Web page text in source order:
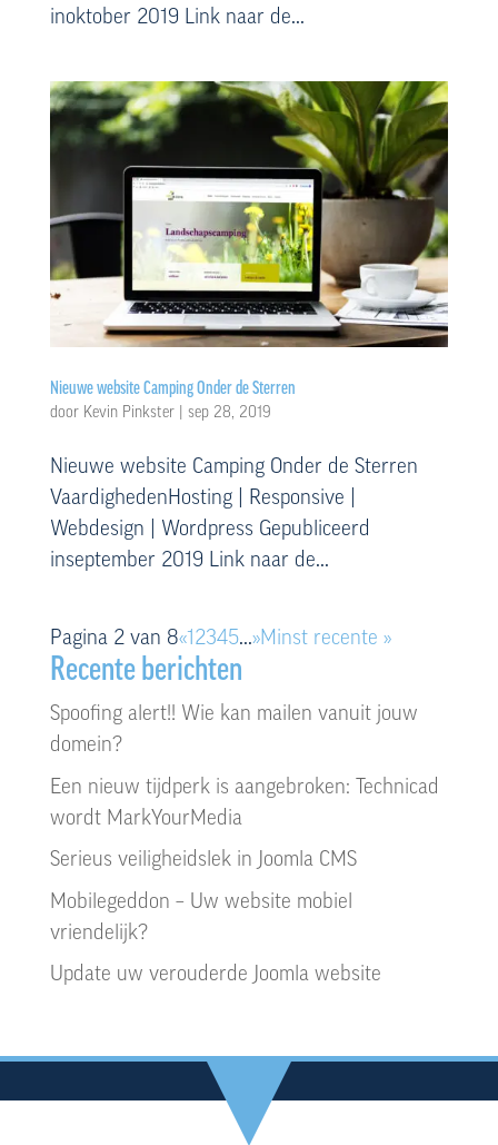
inoktober 2019 Link naar de...
Nieuwe website Camping Onder de Sterren
door Kevin Pinkster| sep 28, 2019
Nieuwe website Camping Onder de Sterren
VaardighedenHosting | Responsive |
Webdesign | Wordpress Gepubliceerd
inseptember 2019 Link naar de...
Pagina 2 van 8«12345...»Minst recente »
Recente berichten
Spoofing alert!! Wie kan mailen vanuit jouw
domein?
Een nieuw tijdperk is aangebroken: Technicad
wordt MarkYourMedia
Serieus veiligheidslek in Joomla CMS
Mobilegeddon – Uw website mobiel
vriendelijk?
Update uw verouderde Joomla website